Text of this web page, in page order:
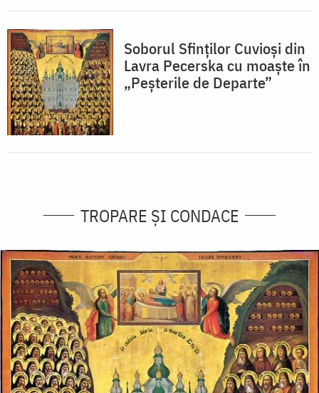
Soborul Sfinților Cuvioși din
Lavra Pecerska cu moaște în
„Peșterile de Departe”
TROPARE ȘI CONDACE